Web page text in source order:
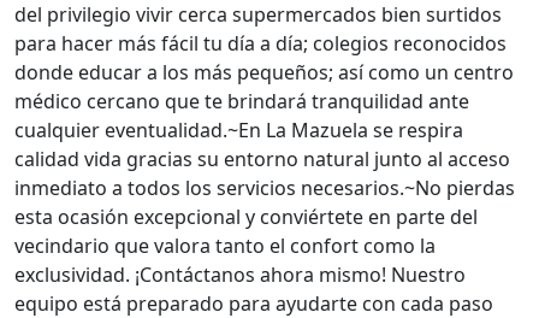
del privilegio vivir cerca supermercados bien surtidos
para hacer más fácil tu día a día; colegios reconocidos
donde educar a los más pequeños; así como un centro
médico cercano que te brindará tranquilidad ante
cualquier eventualidad.~En La Mazuela se respira
calidad vida gracias su entorno natural junto al acceso
inmediato a todos los servicios necesarios.~No pierdas
esta ocasión excepcional y conviértete en parte del
vecindario que valora tanto el confort como la
exclusividad. ¡Contáctanos ahora mismo! Nuestro
equipo está preparado para ayudarte con cada paso